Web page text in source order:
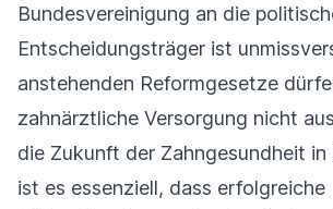
Bundesvereinigung an die
Entscheidungsträger ist
anstehenden Reformgesetze
zahnärztliche Versorgung nicht
die Zukunft der Zahngesundheit
ist es essenziell, dass erfolgreiche